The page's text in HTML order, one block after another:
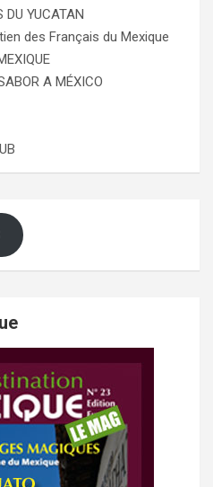
DU YUCATAN
des Français du Mexique
A MÉXICO